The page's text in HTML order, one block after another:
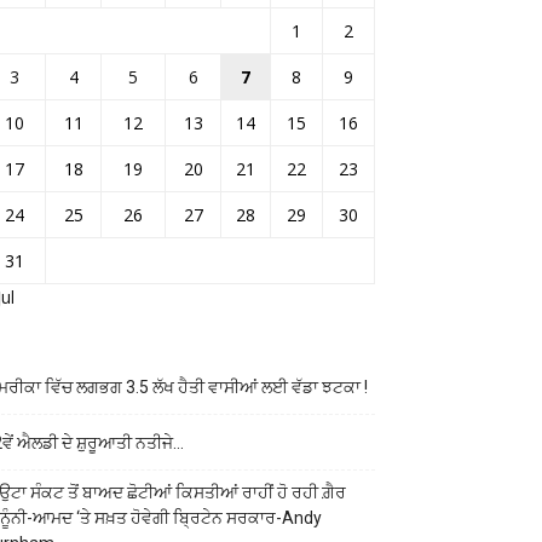
1
2
3
4 5 6 7 8
9
10
11 12 13 14 15
16
17
18 19 20 21 22
23
24
25 26 27 28 29
30
31
ਵਿੱਚ ਲਗਭਗ 3.5 ਲੱਖ ਹੈਤੀ ਵਾਸੀਆਂ ਲਈ ਵੱਡਾ ਝਟਕਾ !
ਐਲਡੀ ਦੇ ਸ਼ੁਰੂਆਤੀ ਨਤੀਜੇ…
ਸੰਕਟ ਤੋਂ ਬਾਅਦ ਛੋਟੀਆਂ ਕਿਸਤੀਆਂ ਰਾਹੀਂ ਹੋ ਰਹੀ ਗ਼ੈਰ
ਆਮਦ ‘ਤੇ ਸਖ਼ਤ ਹੋਵੇਗੀ ਬ੍ਰਿਟੇਨ ਸਰਕਾਰ-Andy